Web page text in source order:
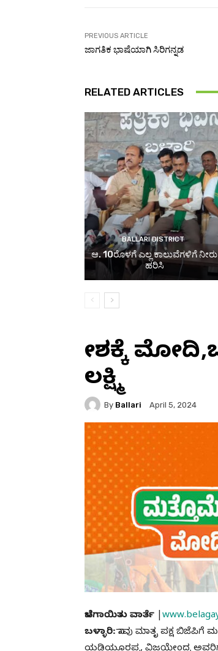
PREVIOUS ARTICLE
ಜಾಗತಿಕ ಭಾಷೆಯಾಗಿ ಸಿರಿಗನ್ನಡ
RELATED ARTICLES
BALLARI DISTRICT
ಆ. 10ರೊಳಗೆ ಎಲ್ಲ ಕಾಲುವೆಗಳಿಗೆ ನೀರು
ಹರಿಸಿ